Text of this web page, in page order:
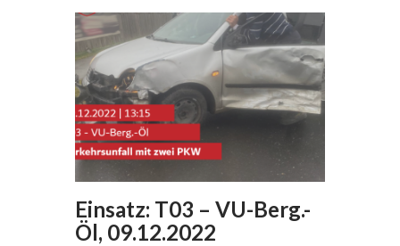
Einsatz: T03 – VU-Berg.-
Öl, 09.12.2022